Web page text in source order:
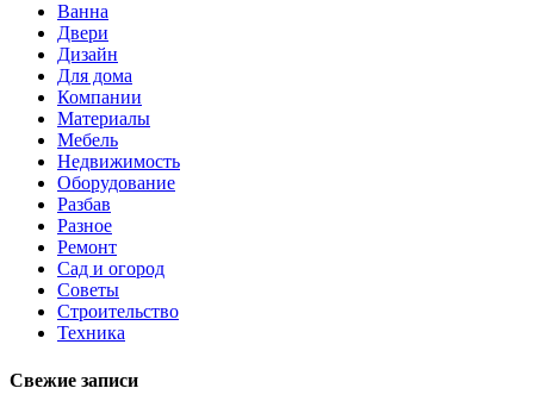
Ванна
Двери
Дизайн
Для дома
Компании
Материалы
Мебель
Недвижимость
Оборудование
Разбав
Разное
Ремонт
Сад и огород
Советы
Строительство
Техника
Свежие записи